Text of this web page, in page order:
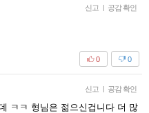
신고 | 공감 확인
0
0
신고 | 공감 확인
ㅋㅋ 형님은 젊으신겁니다 더 많